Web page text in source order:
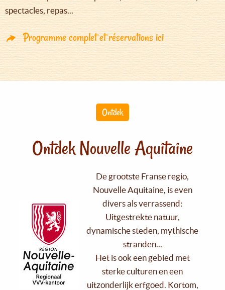
spectacles, repas...
Programme complet et réservations ici
Ontdek
Ontdek Nouvelle Aquitaine
De grootste Franse regio,
Nouvelle Aquitaine, is even
divers als verrassend:
Uitgestrekte natuur,
dynamische steden, mythische
stranden...
Het is ook een gebied met
sterke culturen en een
uitzonderlijk erfgoed. Kortom,